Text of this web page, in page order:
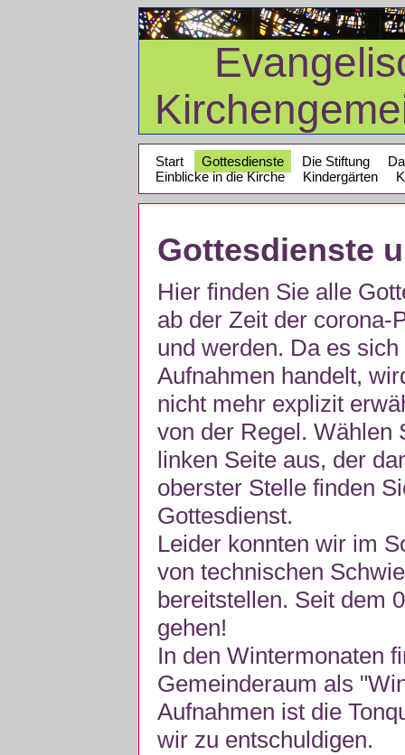
Start Gottesdienste Die Stiftung
Einblicke in die Kirche
Kindergärten
Gottesdienste
Hier finden Sie alle
ab der Zeit der corona-
und werden. Da es
Aufnahmen handelt,
nicht mehr explizit
von der Regel. Wählen
linken Seite aus, der
oberster Stelle finden
Gottesdienst.
Leider konnten wir im
von technischen
bereitstellen. Seit dem
gehen!
In den Wintermonaten
Gemeinderaum als
Aufnahmen ist die
wir zu entschuldigen.